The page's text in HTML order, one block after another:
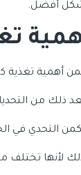
أفضل.
أهمية تغذية
ذلك من
التحدي في
لأنها تختلف